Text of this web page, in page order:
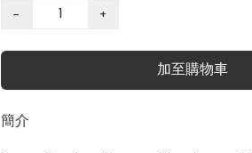
− +
加至購物車
簡介